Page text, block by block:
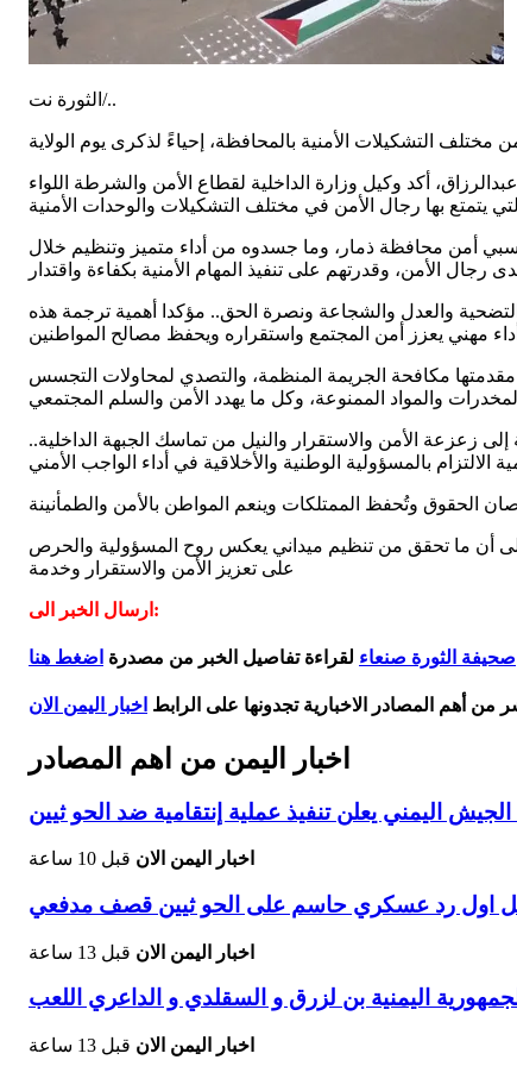
الثورة نت/..
أكد وكيل وزارة الداخلية لقطاع الأمن والشرطة اللواء
أمن محافظة ذمار، وما جسدوه من أداء متميز وتنظيم خلال
والعدل والشجاعة ونصرة الحق.. مؤكدا أهمية ترجمة هذه
مكافحة الجريمة المنظمة، والتصدي لمحاولات التجسس
زعزعة الأمن والاستقرار والنيل من تماسك الجبهة الداخلية..
إلى أن ما تحقق من تنظيم ميداني يعكس روح المسؤولية والحرص
على تعزيز الأمن والاستقرار وخدمة
ارسال الخبر الى:
صحيفة الثورة صنعاء لقراءة تفاصيل الخبر من مصدرة اضغط هنا
من أهم المصادر الاخبارية تجدونها على الرابط اخبار اليمن الان
اخبار اليمن من اهم المصادر
اليمني يعلن تنفيذ عملية إنتقامية ضد الحو ثيين
اخبار اليمن الان قبل 10 ساعة
اول رد عسكري حاسم على الحو ثيين قصف مدفعي
اخبار اليمن الان قبل 13 ساعة
اخبار اليمن الان قبل 13 ساعة